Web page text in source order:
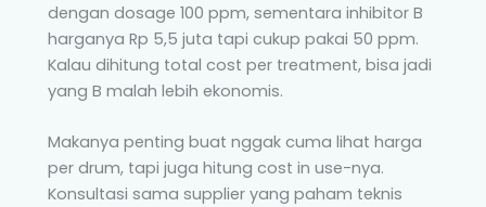
dengan dosage 100 ppm, sementara inhibitor B
harganya Rp 5,5 juta tapi cukup pakai 50 ppm.
Kalau dihitung total cost per treatment, bisa jadi
yang B malah lebih ekonomis.
Makanya penting buat nggak cuma lihat harga
per drum, tapi juga hitung cost in use-nya.
Konsultasi sama supplier yang paham teknis